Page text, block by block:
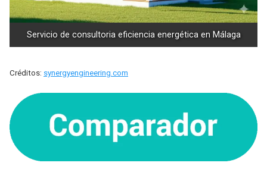
Servicio de consultoria eficiencia energética en Málaga
Créditos: synergyengineering.com